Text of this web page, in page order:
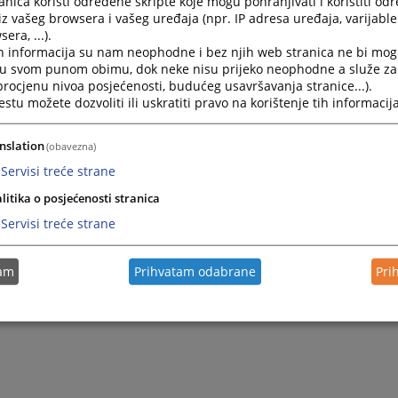
o nevođenju stečajnog postupka za pravna lica,
o nevođenju likvidacionog postupka za pravna lica,
o nevođenju stečajnog i likvidacionog postupka za
rješenja,
vašeg browsera i vašeg uređaja (npr. IP adresa uređaja,
...).
informacija su nam neophodne i bez njih web stranica ne bi
svom punom obimu, dok neke nisu prijeko neophodne a služe
nivoa posjećenosti, budućeg usavršavanja stranice...).
možete dozvoliti ili uskratiti pravo na korištenje tih
(obavezna)
Servisi treće strane
o posjećenosti stranica
Servisi treće strane
Prihvatam odabrane